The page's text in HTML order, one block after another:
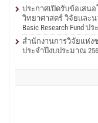
ประกาศเปิดรับข้อเสน
วิทยาศาสตร์ วิจัยและ
Basic Research Fund
สำนักงานการวิจัยแห่ง
ประจำปีงบประมาณ